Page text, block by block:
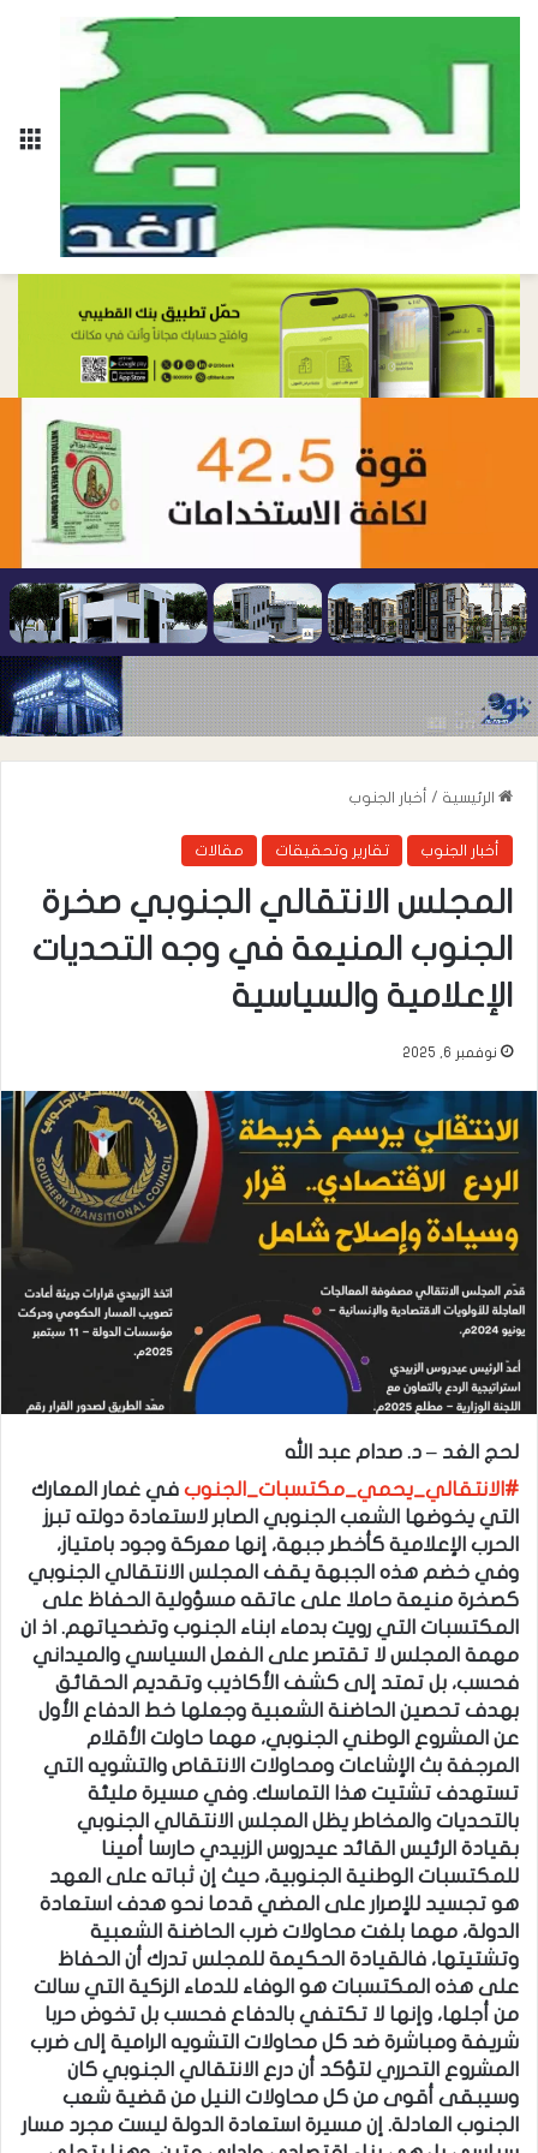
الرئيسية / أخبار الجنوب
أخبار الجنوب تقارير وتحقيقات مقالات
المجلس الانتقالي الجنوبي صخرة
الجنوب المنيعة في وجه التحديات
الإعلامية والسياسية
نوفمبر 6, 2025
لحج الغد – د. صدام عبد الله
#الانتقالي_يحمي_مكتسبات_الجنوب في غمار المعارك
التي يخوضها الشعب الجنوبي الصابر لاستعادة دولته تبرز
الحرب الإعلامية كأخطر جبهة، إنها معركة وجود بامتياز،
وفي خضم هذه الجبهة يقف المجلس الانتقالي الجنوبي
كصخرة منيعة حاملا على عاتقه مسؤولية الحفاظ على
المكتسبات التي رويت بدماء ابناء الجنوب وتضحياتهم. اذ ان
مهمة المجلس لا تقتصر على الفعل السياسي والميداني
فحسب، بل تمتد إلى كشف الأكاذيب وتقديم الحقائق
بهدف تحصين الحاضنة الشعبية وجعلها خط الدفاع الأول
عن المشروع الوطني الجنوبي، مهما حاولت الأقلام
المرجفة بث الإشاعات ومحاولات الانتقاص والتشويه التي
تستهدف تشتيت هذا التماسك. وفي مسيرة مليئة
بالتحديات والمخاطر يظل المجلس الانتقالي الجنوبي
بقيادة الرئيس القائد عيدروس الزبيدي حارسا أمينا
للمكتسبات الوطنية الجنوبية، حيث إن ثباته على العهد
هو تجسيد للإصرار على المضي قدما نحو هدف استعادة
الدولة، مهما بلغت محاولات ضرب الحاضنة الشعبية
وتشتيتها، فالقيادة الحكيمة للمجلس تدرك أن الحفاظ
على هذه المكتسبات هو الوفاء للدماء الزكية التي سالت
من أجلها، وإنها لا تكتفي بالدفاع فحسب بل تخوض حربا
شريفة ومباشرة ضد كل محاولات التشويه الرامية إلى ضرب
المشروع التحرري لتؤكد أن درع الانتقالي الجنوبي كان
وسيبقى أقوى من كل محاولات النيل من قضية شعب
الجنوب العادلة. إن مسيرة استعادة الدولة ليست مجرد مسار